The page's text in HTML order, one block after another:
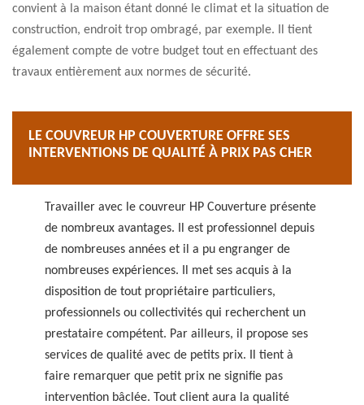
convient à la maison étant donné le climat et la situation de
construction, endroit trop ombragé, par exemple. Il tient
également compte de votre budget tout en effectuant des
travaux entièrement aux normes de sécurité.
LE COUVREUR HP COUVERTURE OFFRE SES
INTERVENTIONS DE QUALITÉ À PRIX PAS CHER
Travailler avec le couvreur HP Couverture présente
de nombreux avantages. Il est professionnel depuis
de nombreuses années et il a pu engranger de
nombreuses expériences. Il met ses acquis à la
disposition de tout propriétaire particuliers,
professionnels ou collectivités qui recherchent un
prestataire compétent. Par ailleurs, il propose ses
services de qualité avec de petits prix. Il tient à
faire remarquer que petit prix ne signifie pas
intervention bâclée. Tout client aura la qualité